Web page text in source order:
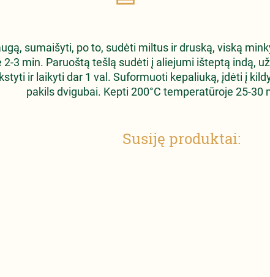
sumaišyti, po to, sudėti miltus ir druską, viską
3 min. Paruoštą tešlą sudėti į aliejumi išteptą indą,
ir laikyti dar 1 val. Suformuoti kepaliuką, įdėti į
pakils dvigubai. Kepti 200°C temperatūroje 25-30
Susiję produktai: